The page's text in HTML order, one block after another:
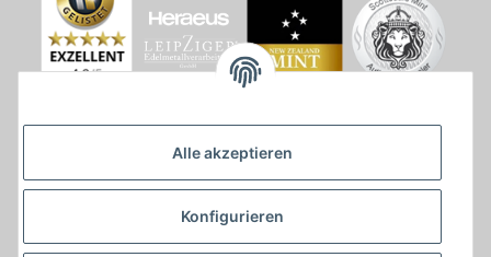
Alle akzeptieren
Konfigurieren